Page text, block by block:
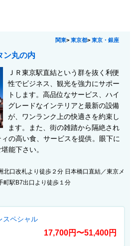
関東> 東京都> 東京・銀座
ン丸の内
ＪＲ東京駅直結という群を抜く利便
性でビジネス、観光を強力にサポー
トします。高品位なサービス、ハイ
グレードなインテリアと最新の設備
が、ワンランク上の快適さを約束し
ます。また、街の雑踏から隔絶され
の高い食、サービスを提供。眼下に
能下さい。
北口改札より徒歩２分 日本橋口直結／東京メ
町駅B7出口より徒歩１分
スペシャル
17,700円〜51,400円